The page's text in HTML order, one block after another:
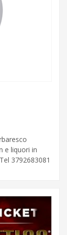
e liquori in
3792683081